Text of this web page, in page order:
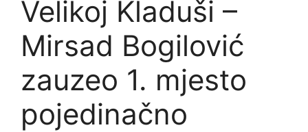
Velikoj Kladuši –
Mirsad Bogilović
zauzeo 1. mjesto
pojedinačno